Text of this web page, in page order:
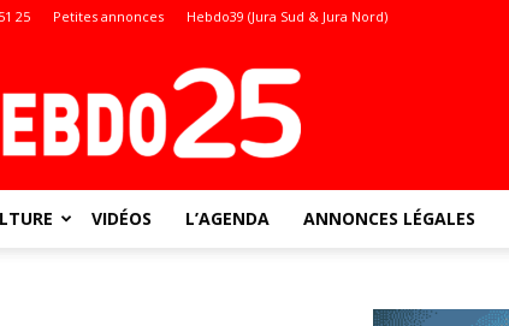
25 Petites annonces Hebdo39 (Jura Sud & Jura Nord)
VIDÉOS L’AGENDA ANNONCES LÉGALES